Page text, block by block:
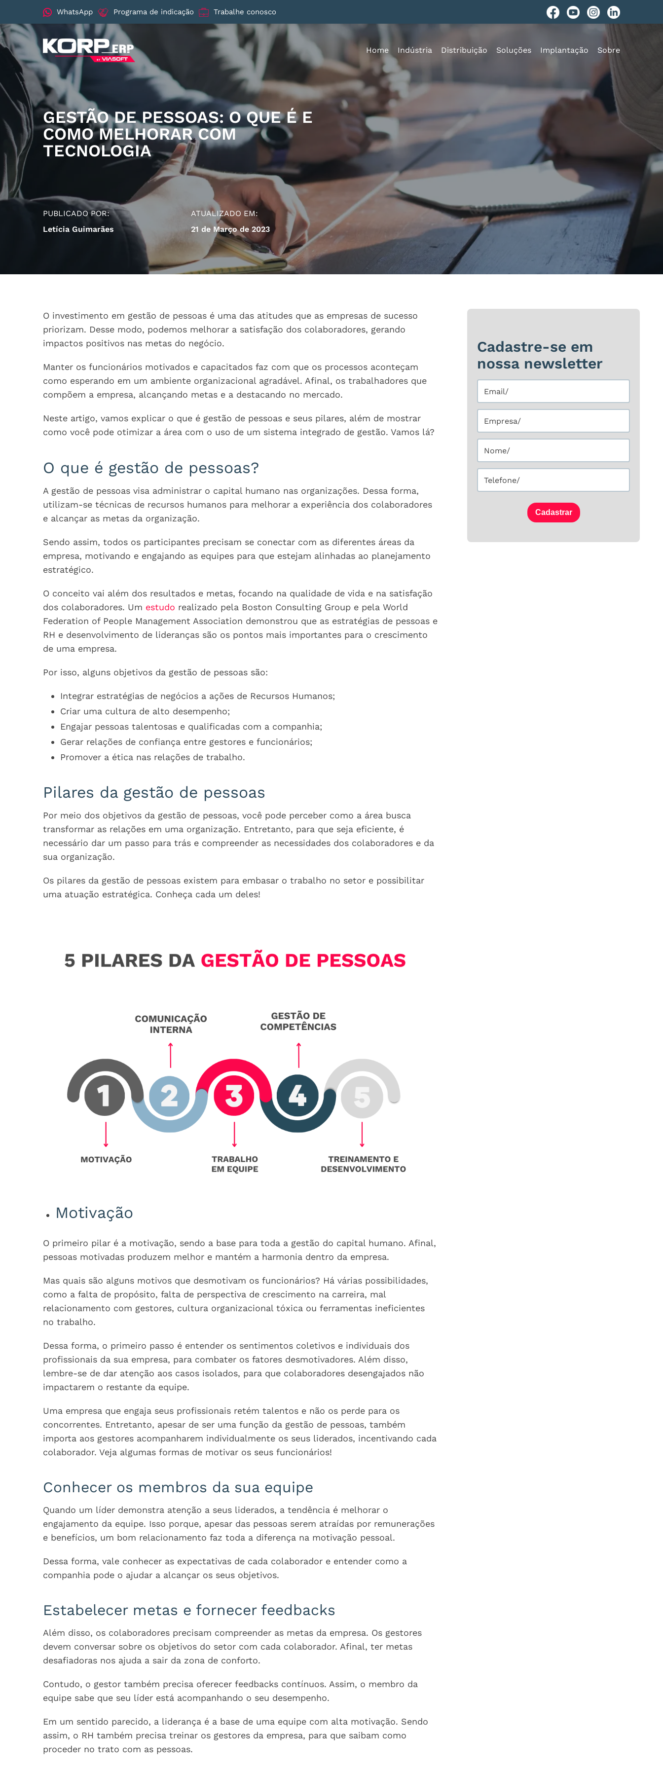
WhatsApp Programa de indicação Trabalhe conosco
Home Indústria Distribuição Soluções Implantação Sobre
GESTÃO DE PESSOAS: O QUE É E
COMO MELHORAR COM
TECNOLOGIA
PUBLICADO POR:
Letícia Guimarães
ATUALIZADO EM:
21 de Março de 2023
O investimento em gestão de pessoas é uma das atitudes que as empresas de sucesso
priorizam. Desse modo, podemos melhorar a satisfação dos colaboradores, gerando
impactos positivos nas metas do negócio.
Manter os funcionários motivados e capacitados faz com que os processos aconteçam
como esperando em um ambiente organizacional agradável. Afinal, os trabalhadores que
compõem a empresa, alcançando metas e a destacando no mercado.
Neste artigo, vamos explicar o que é gestão de pessoas e seus pilares, além de mostrar
como você pode otimizar a área com o uso de um sistema integrado de gestão. Vamos lá?
O que é gestão de pessoas?
A gestão de pessoas visa administrar o capital humano nas organizações. Dessa forma,
utilizam-se técnicas de recursos humanos para melhorar a experiência dos colaboradores
e alcançar as metas da organização.
Sendo assim, todos os participantes precisam se conectar com as diferentes áreas da
empresa, motivando e engajando as equipes para que estejam alinhadas ao planejamento
estratégico.
O conceito vai além dos resultados e metas, focando na qualidade de vida e na satisfação
dos colaboradores. Um estudo realizado pela Boston Consulting Group e pela World
Federation of People Management Association demonstrou que as estratégias de pessoas e
RH e desenvolvimento de lideranças são os pontos mais importantes para o crescimento
de uma empresa.
Por isso, alguns objetivos da gestão de pessoas são:
Integrar estratégias de negócios a ações de Recursos Humanos;
Criar uma cultura de alto desempenho;
Engajar pessoas talentosas e qualificadas com a companhia;
Gerar relações de confiança entre gestores e funcionários;
Promover a ética nas relações de trabalho.
Pilares da gestão de pessoas
Por meio dos objetivos da gestão de pessoas, você pode perceber como a área busca
transformar as relações em uma organização. Entretanto, para que seja eficiente, é
necessário dar um passo para trás e compreender as necessidades dos colaboradores e da
sua organização.
Os pilares da gestão de pessoas existem para embasar o trabalho no setor e possibilitar
uma atuação estratégica. Conheça cada um deles!
Motivação
O primeiro pilar é a motivação, sendo a base para toda a gestão do capital humano. Afinal,
pessoas motivadas produzem melhor e mantém a harmonia dentro da empresa.
Mas quais são alguns motivos que desmotivam os funcionários? Há várias possibilidades,
como a falta de propósito, falta de perspectiva de crescimento na carreira, mal
relacionamento com gestores, cultura organizacional tóxica ou ferramentas ineficientes
no trabalho.
Dessa forma, o primeiro passo é entender os sentimentos coletivos e individuais dos
profissionais da sua empresa, para combater os fatores desmotivadores. Além disso,
lembre-se de dar atenção aos casos isolados, para que colaboradores desengajados não
impactarem o restante da equipe.
Uma empresa que engaja seus profissionais retém talentos e não os perde para os
concorrentes. Entretanto, apesar de ser uma função da gestão de pessoas, também
importa aos gestores acompanharem individualmente os seus liderados, incentivando cada
colaborador. Veja algumas formas de motivar os seus funcionários!
Conhecer os membros da sua equipe
Quando um líder demonstra atenção a seus liderados, a tendência é melhorar o
engajamento da equipe. Isso porque, apesar das pessoas serem atraídas por remunerações
e benefícios, um bom relacionamento faz toda a diferença na motivação pessoal.
Dessa forma, vale conhecer as expectativas de cada colaborador e entender como a
companhia pode o ajudar a alcançar os seus objetivos.
Estabelecer metas e fornecer feedbacks
Além disso, os colaboradores precisam compreender as metas da empresa. Os gestores
devem conversar sobre os objetivos do setor com cada colaborador. Afinal, ter metas
desafiadoras nos ajuda a sair da zona de conforto.
Contudo, o gestor também precisa oferecer feedbacks contínuos. Assim, o membro da
equipe sabe que seu líder está acompanhando o seu desempenho.
Em um sentido parecido, a liderança é a base de uma equipe com alta motivação. Sendo
assim, o RH também precisa treinar os gestores da empresa, para que saibam como
proceder no trato com as pessoas.
Cadastre-se em
nossa newsletter
Cadastrar